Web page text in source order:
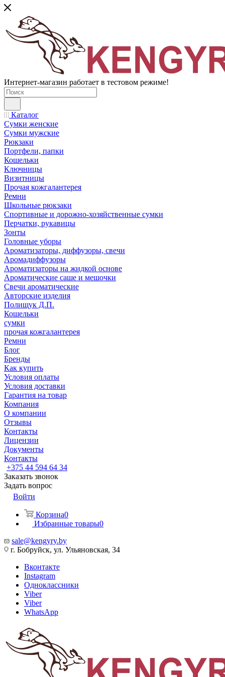
Интернет-магазин работает в тестовом режиме!
Каталог
Сумки женские
Сумки мужские
Рюкзаки
Портфели, папки
Кошельки
Ключницы
Визитницы
Прочая кожгалантерея
Ремни
Школьные рюкзаки
Спортивные и дорожно-хозяйственные сумки
Перчатки, рукавицы
Зонты
Головные уборы
Ароматизаторы, диффузоры, свечи
Аромадиффузоры
Ароматизаторы на жидкой основе
Ароматические саше и мешочки
Свечи ароматические
Авторские изделия
Полищук Д.П.
Кошельки
сумки
прочая кожгалантерея
Ремни
Блог
Бренды
Как купить
Условия оплаты
Условия доставки
Гарантия на товар
Компания
О компании
Отзывы
Контакты
Лицензии
Документы
Контакты
+375 44 594 64 34
Заказать звонок
Задать вопрос
Войти
Корзина0
Избранные товары0
sale@kengyry.by
г. Бобруйск, ул. Ульяновская, 34
Вконтакте
Instagram
Одноклассники
Viber
Viber
WhatsApp